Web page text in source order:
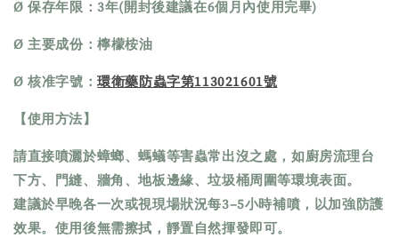
Ø 保存年限：3年(開封後建議在6個月內使用完畢)
Ø 主要成份：檸檬桉油
Ø 核准字號：環衛藥防蟲字第113021601號
【使用方法】
請直接噴灑於蟑螂、螞蟻等害蟲常出沒之處，如廚房流理台
下方、門縫、牆角、地板邊緣、垃圾桶周圍等環境表面。
建議於早晚各一次或視現場狀況每3–5小時補噴，以加強防護
效果。使用後無需擦拭，靜置自然揮發即可。